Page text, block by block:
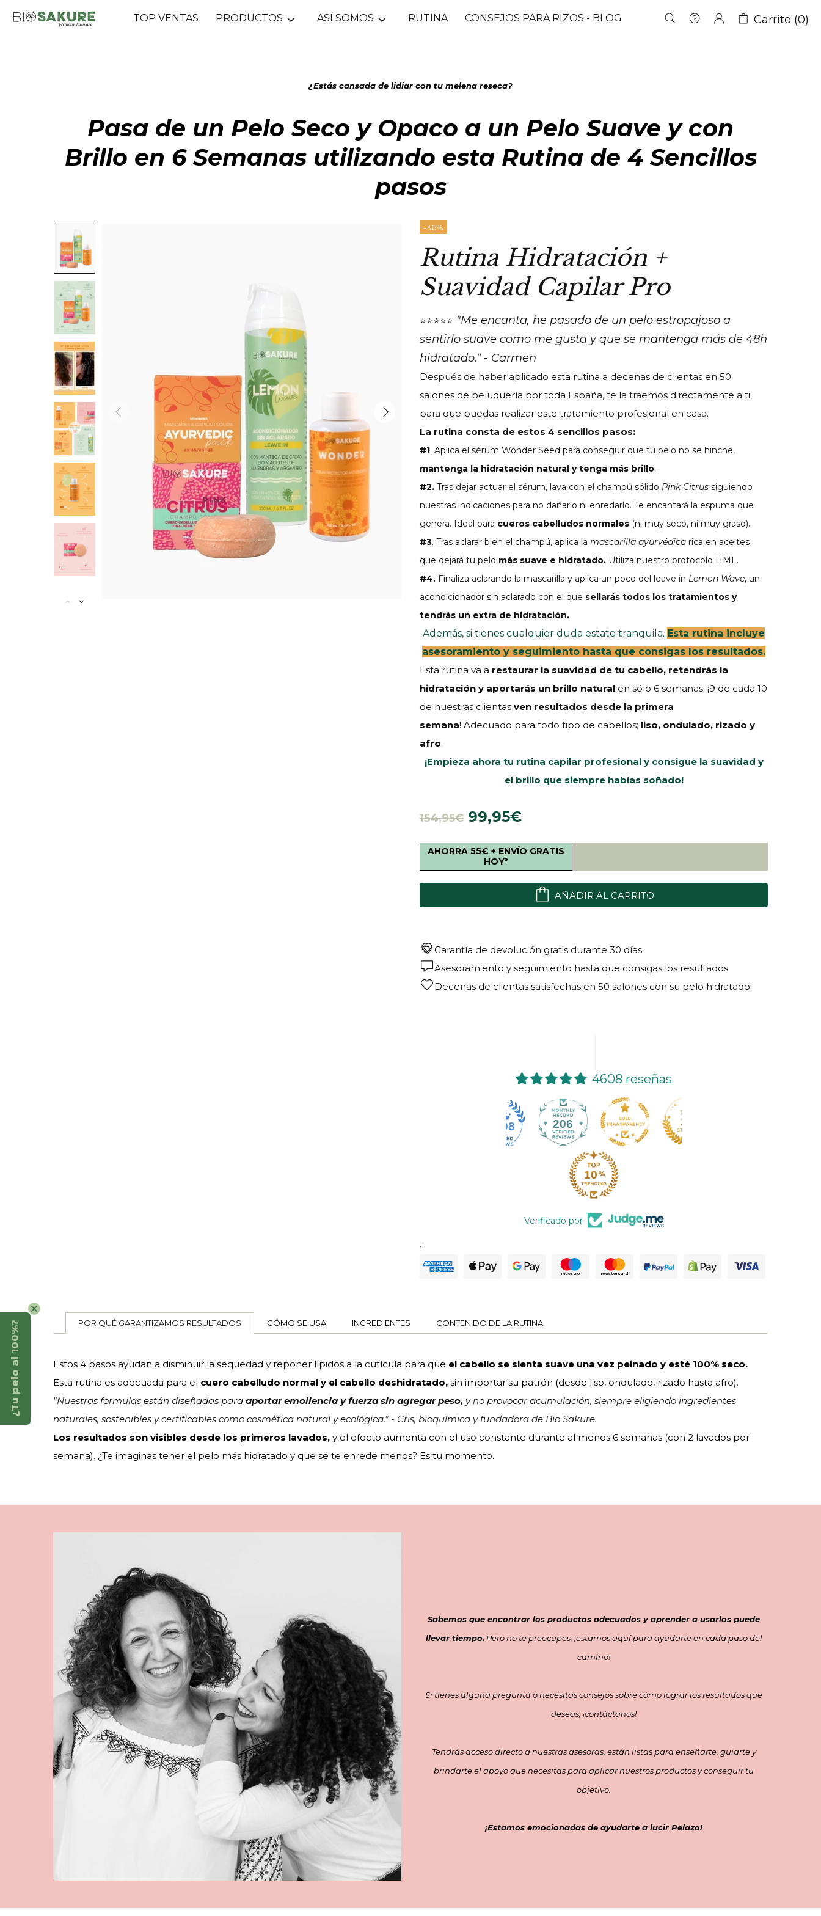
TOP VENTAS PRODUCTOS ASÍ SOMOS RUTINA CONSEJOS PARA RIZOS - BLOG Carrito (0)
¿Estás cansada de lidiar con tu melena reseca?
Pasa de un Pelo Seco y Opaco a un Pelo Suave y con
Brillo en 6 Semanas utilizando esta Rutina de 4 Sencillos
pasos
-36%
Rutina Hidratación +
Suavidad Capilar Pro
⭐⭐⭐⭐⭐ "Me encanta, he pasado de un pelo estropajoso a
sentirlo suave como me gusta y que se mantenga más de 48h
hidratado." - Carmen
Después de haber aplicado esta rutina a decenas de clientas en 50
salones de peluquería por toda España, te la traemos directamente a ti
para que puedas realizar este tratamiento profesional en casa.
La rutina consta de estos 4 sencillos pasos:
#1. Aplica el sérum Wonder Seed para conseguir que tu pelo no se hinche,
mantenga la hidratación natural y tenga más brillo.
#2. Tras dejar actuar el sérum, lava con el champú sólido Pink Citrus siguiendo
nuestras indicaciones para no dañarlo ni enredarlo. Te encantará la espuma que
genera. Ideal para cueros cabelludos normales (ni muy seco, ni muy graso).
#3. Tras aclarar bien el champú, aplica la mascarilla ayurvédica rica en aceites
que dejará tu pelo más suave e hidratado. Utiliza nuestro protocolo HML.
#4. Finaliza aclarando la mascarilla y aplica un poco del leave in Lemon Wave, un
acondicionador sin aclarado con el que sellarás todos los tratamientos y
tendrás un extra de hidratación.
Además, si tienes cualquier duda estate tranquila. Esta rutina incluye
asesoramiento y seguimiento hasta que consigas los resultados.
Esta rutina va a restaurar la suavidad de tu cabello, retendrás la
hidratación y aportarás un brillo natural en sólo 6 semanas. ¡9 de cada 10
de nuestras clientas ven resultados desde la primera
semana! Adecuado para todo tipo de cabellos; liso, ondulado, rizado y
afro.
¡Empieza ahora tu rutina capilar profesional y consigue la suavidad y
el brillo que siempre habías soñado!
154,95€ 99,95€
AHORRA 55€ + ENVÍO GRATIS
HOY*
AÑADIR AL CARRITO
Garantía de devolución gratis durante 30 días
Asesoramiento y seguimiento hasta que consigas los resultados
Decenas de clientas satisfechas en 50 salones con su pelo hidratado
4608 reseñas
4608 206
Verificado por
:
POR QUÉ GARANTIZAMOS RESULTADOS CÓMO SE USA INGREDIENTES CONTENIDO DE LA RUTINA
Estos 4 pasos ayudan a disminuir la sequedad y reponer lípidos a la cutícula para que el cabello se sienta suave una vez peinado y esté 100% seco.
Esta rutina es adecuada para el cuero cabelludo normal y el cabello deshidratado, sin importar su patrón (desde liso, ondulado, rizado hasta afro).
"Nuestras formulas están diseñadas para aportar emoliencia y fuerza sin agregar peso, y no provocar acumulación, siempre eligiendo ingredientes
naturales, sostenibles y certificables como cosmética natural y ecológica." - Cris, bioquímica y fundadora de Bio Sakure.
Los resultados son visibles desde los primeros lavados, y el efecto aumenta con el uso constante durante al menos 6 semanas (con 2 lavados por
semana). ¿Te imaginas tener el pelo más hidratado y que se te enrede menos? Es tu momento.
Sabemos que encontrar los productos adecuados y aprender a usarlos puede
llevar tiempo.Pero no te preocupes, ¡estamos aquí para ayudarte en cada paso del
camino!
Si tienes alguna pregunta o necesitas consejos sobre cómo lograr los resultados que
deseas, ¡contáctanos!
Tendrás acceso directo a nuestras asesoras, están listas para enseñarte, guiarte y
brindarte el apoyo que necesitas para aplicar nuestros productos y conseguir tu
objetivo.
¡Estamos emocionadas de ayudarte a lucir Pelazo!
¿Tu pelo al 100%?